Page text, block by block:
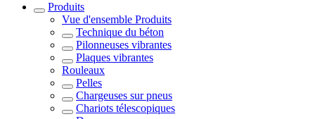
Produits
Vue d'ensemble Produits
Technique du béton
Pilonneuses vibrantes
Plaques vibrantes
Rouleaux
Pelles
Chargeuses sur pneus
Chariots télescopiques